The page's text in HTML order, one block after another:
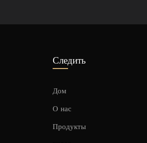
Следить
Дом
О нас
Продукты